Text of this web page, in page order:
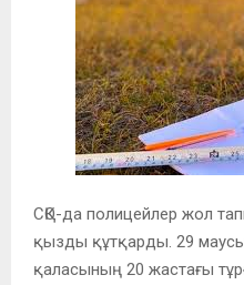
СҚО-да полицейлер жол
қызды құтқарды. 29
қаласының 20 жастағы